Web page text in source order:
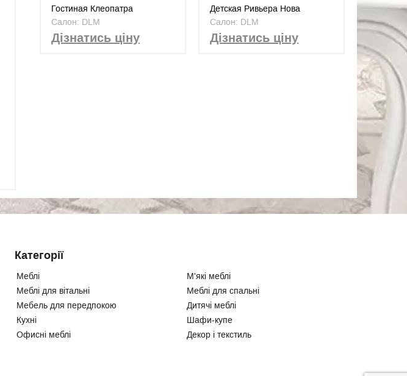
Гостиная Клеопатра
Салон: DLM
Дізнатись ціну
Детская Ривьера Нова
Салон: DLM
Дізнатись ціну
Категорії
Меблі
М'які меблі
Меблі для вітальні
Меблі для спальні
Мебель для передпокою
Дитячі меблі
Кухні
Шафи-купе
Офисні меблі
Декор і текстиль